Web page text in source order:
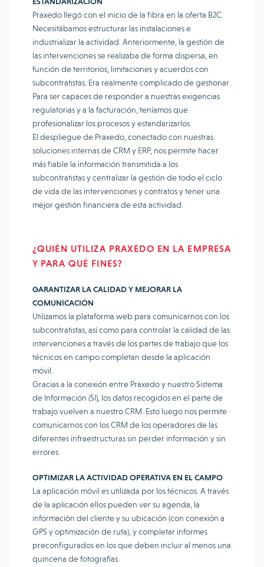
Praxedo llegó con el inicio de la fibra en la oferta B2C.
Necesitábamos estructurar las instalaciones e
industrializar la actividad. Anteriormente, la gestión de
las intervenciones se realizaba de forma dispersa, en
función de territorios, limitaciones y acuerdos con
subcontratistas. Era realmente complicado de gestionar.
Para ser capaces de responder a nuestras exigencias
regulatorias y a la facturación, teníamos que
profesionalizar los procesos y estandarizarlos.
El despliegue de Praxedo, conectado con nuestras
soluciones internas de CRM y ERP, nos permite hacer
más fiable la información transmitida a los
subcontratistas y centralizar la gestión de todo el ciclo
de vida de las intervenciones y contratos y tener una
mejor gestión financiera de esta actividad.
¿QUIÉN UTILIZA PRAXEDO EN LA EMPRESA
Y PARA QUÉ FINES?
GARANTIZAR LA CALIDAD Y MEJORAR LA
COMUNICACIÓN
Utilizamos la plataforma web para comunicarnos con los
subcontratistas, así como para controlar la calidad de las
intervenciones a través de los partes de trabajo que los
técnicos en campo completan desde la aplicación
móvil.
Gracias a la conexión entre Praxedo y nuestro Sistema
de Información (SI), los datos recogidos en el parte de
trabajo vuelven a nuestro CRM. Esto luego nos permite
comunicarnos con los CRM de los operadores de las
diferentes infraestructuras sin perder información y sin
errores.
OPTIMIZAR LA ACTIVIDAD OPERATIVA EN EL CAMPO
La aplicación móvil es utilizada por los técnicos. A través
de la aplicación ellos pueden ver su agenda, la
información del cliente y su ubicación (con conexión a
GPS y optimización de ruta), y completar informes
preconfigurados en los que deben incluir al menos una
quincena de fotografías.